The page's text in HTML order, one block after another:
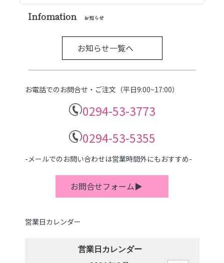
Infomation お知らせ
お知らせ一覧へ
お電話でのお問合せ・ご注文（平日9:00~17:00）
0294-53-3773
0294-53-5355
-メールでのお問い合わせは営業時間外にもおすすめ-
お問合せフォーム▶
営業日カレンダー